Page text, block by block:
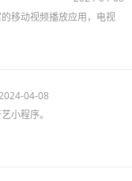
移动视频播放应用，电视
04-08
小程序。